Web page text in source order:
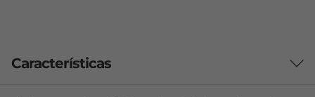
Características